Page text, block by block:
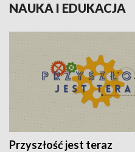
NAUKA I EDUKACJA
Przyszłość jest teraz